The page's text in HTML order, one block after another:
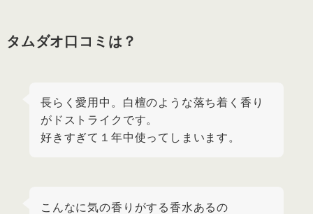
タムダオ口コミは？
長らく愛用中。白檀のような落ち着く香り
がドストライクです。
好きすぎて１年中使ってしまいます。
こんなに気の香りがする香水あるの